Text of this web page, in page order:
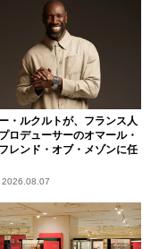
・ルクルトが、フランス人
ロデューサーのオマール・
レンド・オブ・メゾンに任
2026.08.07